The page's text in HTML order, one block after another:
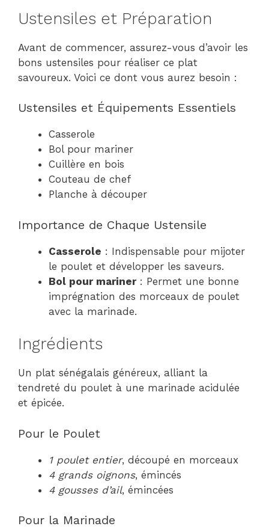
Ustensiles et Préparation
Avant de commencer, assurez-vous d’avoir les
bons ustensiles pour réaliser ce plat
savoureux. Voici ce dont vous aurez besoin :
Ustensiles et Équipements Essentiels
Casserole
Bol pour mariner
Cuillère en bois
Couteau de chef
Planche à découper
Importance de Chaque Ustensile
Casserole : Indispensable pour mijoter
le poulet et développer les saveurs.
Bol pour mariner: Permet une bonne
imprégnation des morceaux de poulet
avec la marinade.
Ingrédients
Un plat sénégalais généreux, alliant la
tendreté du poulet à une marinade acidulée
et épicée.
Pour le Poulet
1 poulet entier, découpé en morceaux
4 grands oignons, émincés
4 gousses d’ail, émincées
Pour la Marinade